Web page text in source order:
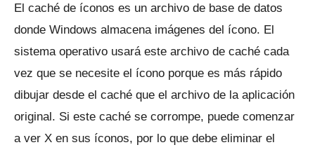
El caché de íconos es un archivo de base de datos
donde Windows almacena imágenes del ícono. El
sistema operativo usará este archivo de caché cada
vez que se necesite el ícono porque es más rápido
dibujar desde el caché que el archivo de la aplicación
original. Si este caché se corrompe, puede comenzar
a ver X en sus íconos, por lo que debe eliminar el